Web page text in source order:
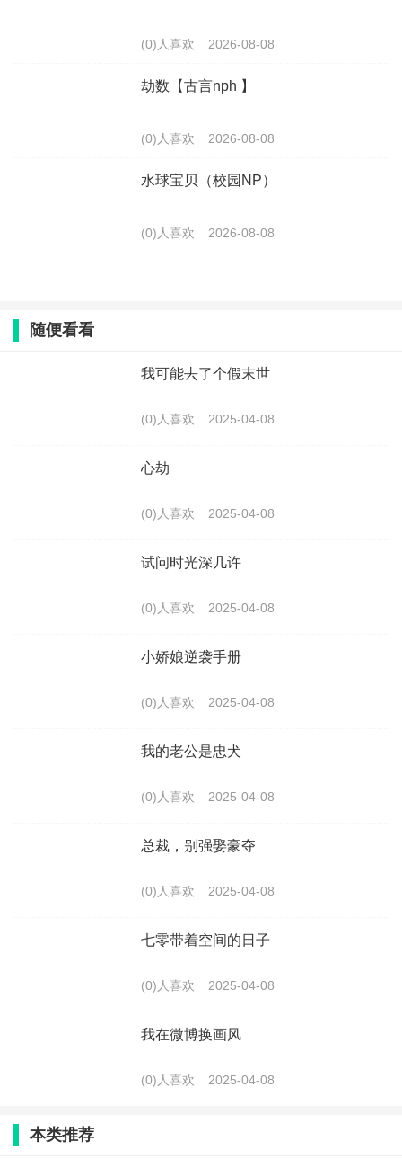
(0)人喜欢 2026-08-08
劫数【古言nph 】
(0)人喜欢 2026-08-08
水球宝贝（校园NP）
(0)人喜欢 2026-08-08
随便看看
我可能去了个假末世
(0)人喜欢 2025-04-08
心劫
(0)人喜欢 2025-04-08
试问时光深几许
(0)人喜欢 2025-04-08
小娇娘逆袭手册
(0)人喜欢 2025-04-08
我的老公是忠犬
(0)人喜欢 2025-04-08
总裁，别强娶豪夺
(0)人喜欢 2025-04-08
七零带着空间的日子
(0)人喜欢 2025-04-08
我在微博换画风
(0)人喜欢 2025-04-08
本类推荐